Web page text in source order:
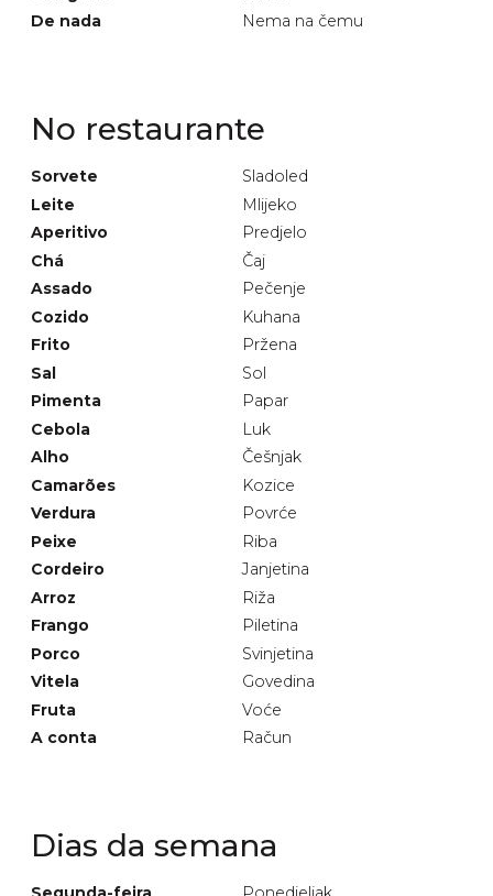
De nada
Nema na čemu
No restaurante
Sorvete
Sladoled
Leite
Mlijeko
Aperitivo
Predjelo
Chá
Čaj
Assado
Pečenje
Cozido
Kuhana
Frito
Pržena
Sal
Sol
Pimenta
Papar
Cebola
Luk
Alho
Češnjak
Camarões
Kozice
Verdura
Povrće
Peixe
Riba
Cordeiro
Janjetina
Arroz
Riža
Frango
Piletina
Porco
Svinjetina
Vitela
Govedina
Fruta
Voće
A conta
Račun
Dias da semana